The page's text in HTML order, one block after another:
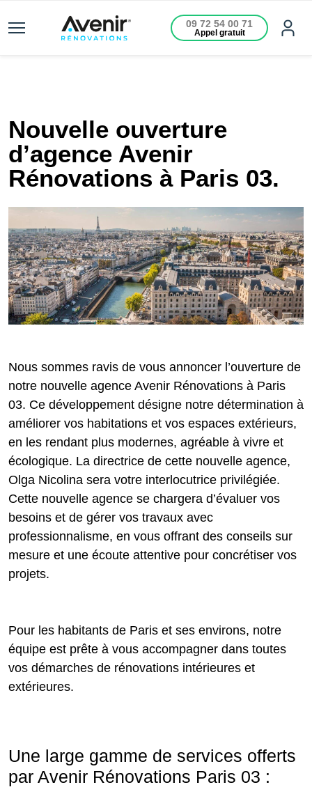
09 72 54 00 71
Appel gratuit
Nouvelle ouverture
d’agence Avenir
Rénovations à Paris 03.
Nous sommes ravis de vous annoncer l’ouverture de
notre nouvelle agence Avenir Rénovations à Paris
03. Ce développement désigne notre détermination à
améliorer vos habitations et vos espaces extérieurs,
en les rendant plus modernes, agréable à vivre et
écologique. La directrice de cette nouvelle agence,
Olga Nicolina sera votre interlocutrice privilégiée.
Cette nouvelle agence se chargera d’évaluer vos
besoins et de gérer vos travaux avec
professionnalisme, en vous offrant des conseils sur
mesure et une écoute attentive pour concrétiser vos
projets.
Pour les habitants de Paris et ses environs, notre
équipe est prête à vous accompagner dans toutes
vos démarches de rénovations intérieures et
extérieures.
Une large gamme de services offerts
par Avenir Rénovations Paris 03 :